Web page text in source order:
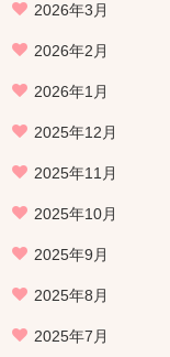
2026年3月
2026年2月
2026年1月
2025年12月
2025年11月
2025年10月
2025年9月
2025年8月
2025年7月